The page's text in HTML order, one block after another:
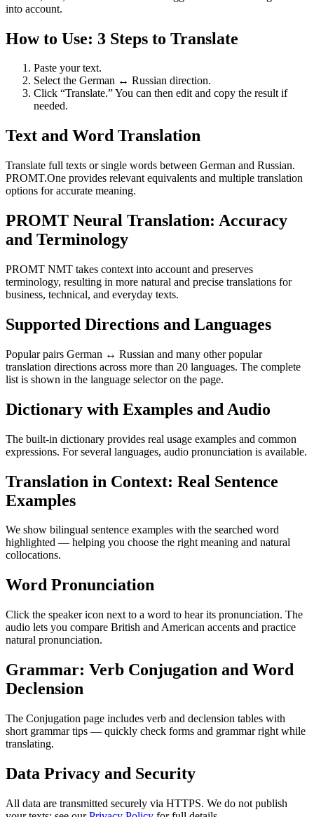
into account.
How to Use: 3 Steps to Translate
Paste your text.
Select the German ↔ Russian direction.
Click “Translate.” You can then edit and copy the result if
needed.
Text and Word Translation
Translate full texts or single words between German and Russian.
PROMT.One provides relevant equivalents and multiple translation
options for accurate meaning.
PROMT Neural Translation: Accuracy
and Terminology
PROMT NMT takes context into account and preserves
terminology, resulting in more natural and precise translations for
business, technical, and everyday texts.
Supported Directions and Languages
Popular pairs German ↔ Russian and many other popular
translation directions across more than 20 languages. The complete
list is shown in the language selector on the page.
Dictionary with Examples and Audio
The built-in dictionary provides real usage examples and common
expressions. For several languages, audio pronunciation is available.
Translation in Context: Real Sentence
Examples
We show bilingual sentence examples with the searched word
highlighted — helping you choose the right meaning and natural
collocations.
Word Pronunciation
Click the speaker icon next to a word to hear its pronunciation. The
audio lets you compare British and American accents and practice
natural pronunciation.
Grammar: Verb Conjugation and Word
Declension
The Conjugation page includes verb and declension tables with
short grammar tips — quickly check forms and grammar right while
translating.
Data Privacy and Security
All data are transmitted securely via HTTPS. We do not publish